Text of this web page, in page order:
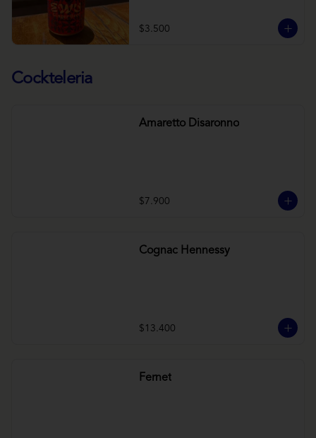
$3.500
Cockteleria
Amaretto Disaronno
$7.900
Cognac Hennessy
$13.400
Fernet